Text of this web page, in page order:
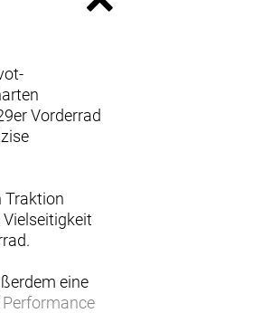
Vorderrad
Traktion
eine
Performance